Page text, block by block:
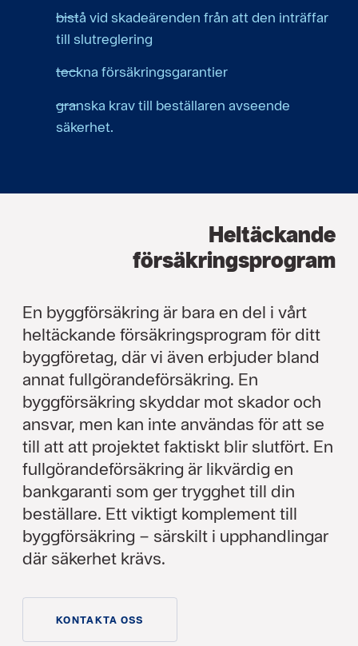
bistå vid skadeärenden från att den inträffar
till slutreglering
teckna försäkringsgarantier
granska krav till beställaren avseende
säkerhet.
Heltäckande
försäkringsprogram
En byggförsäkring är bara en del i vårt
heltäckande försäkringsprogram för ditt
byggföretag, där vi även erbjuder bland
annat fullgörandeförsäkring. En
byggförsäkring skyddar mot skador och
ansvar, men kan inte användas för att se
till att att projektet faktiskt blir slutfört. En
fullgörandeförsäkring är likvärdig en
bankgaranti som ger trygghet till din
beställare. Ett viktigt komplement till
byggförsäkring – särskilt i upphandlingar
där säkerhet krävs.
KONTAKTA OSS